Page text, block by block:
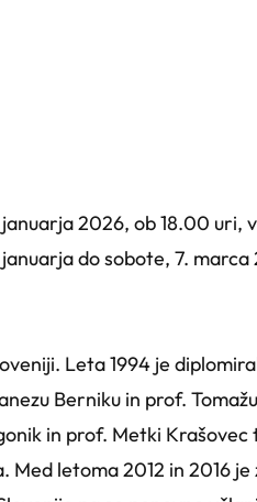
2026, ob 18.00 uri,
do sobote, 7. marca
Leta 1994 je
Berniku in prof.
in prof. Metki
letoma 2012 in 2016